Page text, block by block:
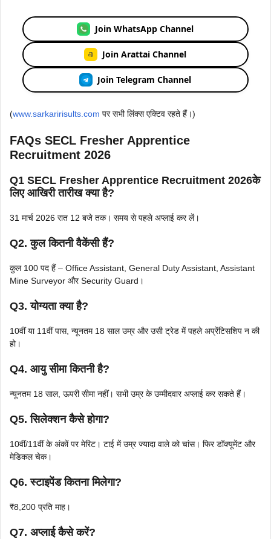
Join WhatsApp Channel
Join Arattai Channel
Join Telegram Channel
(www.sarkaririsults.com पर सभी लिंक्स एक्टिव रहते हैं।)
FAQs SECL Fresher Apprentice
Recruitment 2026
Q1 SECL Fresher Apprentice Recruitment 2026के
लिए आखिरी तारीख क्या है?
31 मार्च 2026 रात 12 बजे तक। समय से पहले अप्लाई कर लें।
Q2. कुल कितनी वैकेंसी हैं?
कुल 100 पद हैं – Office Assistant, General Duty Assistant, Assistant
Mine Surveyor और Security Guard।
Q3. योग्यता क्या है?
10वीं या 11वीं पास, न्यूनतम 18 साल उम्र और उसी ट्रेड में पहले अप्रेंटिसशिप न की
हो।
Q4. आयु सीमा कितनी है?
न्यूनतम 18 साल, ऊपरी सीमा नहीं। सभी उम्र के उम्मीदवार अप्लाई कर सकते हैं।
Q5. सिलेक्शन कैसे होगा?
10वीं/11वीं के अंकों पर मेरिट। टाई में उम्र ज्यादा वाले को चांस। फिर डॉक्यूमेंट और
मेडिकल चेक।
Q6. स्टाइपेंड कितना मिलेगा?
₹8,200 प्रति माह।
Q7. अप्लाई कैसे करें?